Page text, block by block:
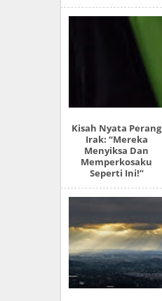
Kisah Nyata Perang
Irak: “Mereka
Menyiksa Dan
Memperkosaku
Seperti Ini!”